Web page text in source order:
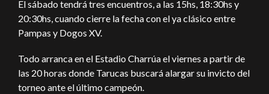
El sábado tendrá tres encuentros, a las 15hs, 18:30hs y
20:30hs, cuando cierre la fecha con el ya clásico entre
Pampas y Dogos XV.
Todo arranca en el Estadio Charrúa el viernes a partir de
las 20 horas donde Tarucas buscará alargar su invicto del
torneo ante el último campeón.